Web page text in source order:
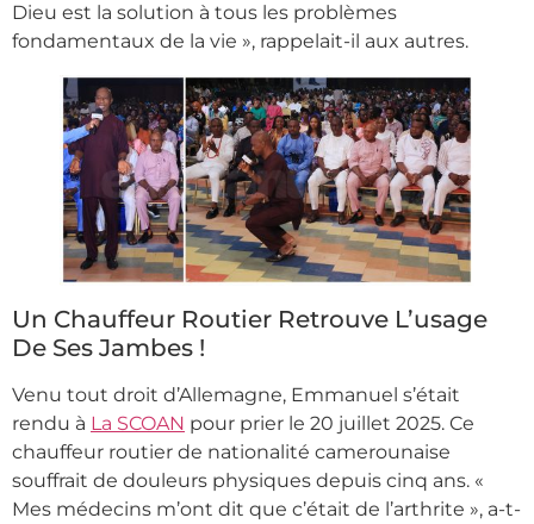
Dieu est la solution à tous les problèmes
fondamentaux de la vie », rappelait-il aux autres.
Un Chauffeur Routier Retrouve L’usage
De Ses Jambes !
Venu tout droit d’Allemagne, Emmanuel s’était
rendu à La SCOAN pour prier le 20 juillet 2025. Ce
chauffeur routier de nationalité camerounaise
souffrait de douleurs physiques depuis cinq ans. «
Mes médecins m’ont dit que c’était de l’arthrite », a-t-